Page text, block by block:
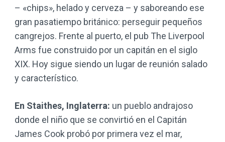
– «chips», helado y cerveza – y saboreando ese
gran pasatiempo británico: perseguir pequeños
cangrejos. Frente al puerto, el pub The Liverpool
Arms fue construido por un capitán en el siglo
XIX. Hoy sigue siendo un lugar de reunión salado
y característico.
En Staithes, Inglaterra: un pueblo andrajoso
donde el niño que se convirtió en el Capitán
James Cook probó por primera vez el mar,